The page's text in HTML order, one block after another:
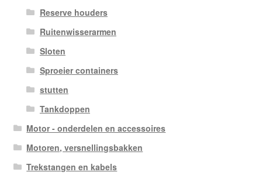
Reserve houders
Ruitenwisserarmen
Sloten
Sproeier containers
stutten
Tankdoppen
Motor - onderdelen en accessoires
Motoren, versnellingsbakken
Trekstangen en kabels